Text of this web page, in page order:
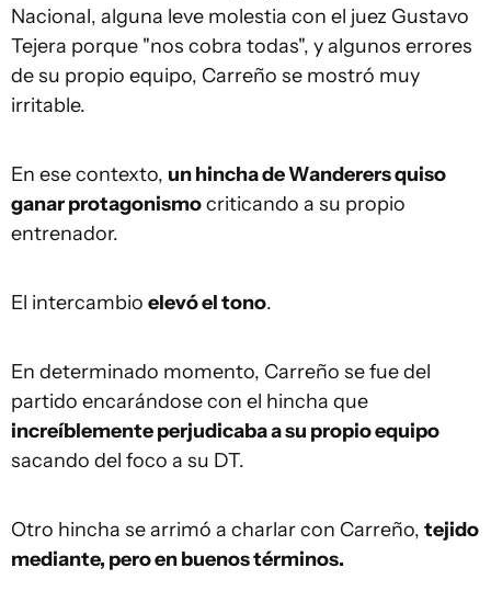
Nacional, alguna leve molestia con el juez Gustavo
Tejera porque "nos cobra todas", y algunos errores
de su propio equipo, Carreño se mostró muy
irritable.
En ese contexto, un hincha de Wanderers quiso
ganar protagonismocriticando a su propio
entrenador.
El intercambio elevó el tono.
En determinado momento, Carreño se fue del
partido encarándose con el hincha que
increíblemente perjudicaba a su propio equipo
sacando del foco a su DT.
Otro hincha se arrimó a charlar con Carreño, tejido
mediante, pero en buenos términos.